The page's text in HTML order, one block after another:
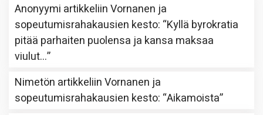
Anonyymi artikkeliinVornanen ja
sopeutumisrahakausien kesto: “Kyllä byrokratia
pitää parhaiten puolensa ja kansa maksaa
viulut…”
Nimetön artikkeliinVornanen ja
sopeutumisrahakausien kesto: “Aikamoista”